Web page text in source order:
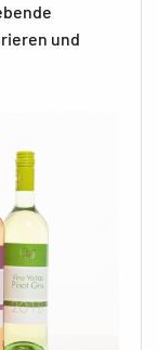
und